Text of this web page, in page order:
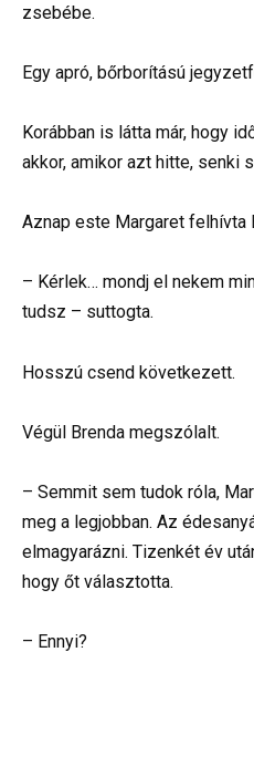
zsebébe.
Egy apró, bőrborítású
Korábban is látta már, hogy
akkor, amikor azt hitte, senki
Aznap este Margaret felhívta
– Kérlek… mondj el nekem
tudsz – suttogta.
Hosszú csend következett.
Végül Brenda megszólalt.
– Semmit sem tudok róla,
meg a legjobban. Az
elmagyarázni. Tizenkét év
hogy őt választotta.
– Ennyi?